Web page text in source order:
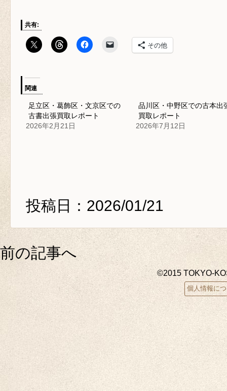
共有:
その他
関連
足立区・葛飾区・文京区での
古書出張買取レポート
2026年2月21日
品川区・中野区での古本出
買取レポート
2026年7月12日
投稿日：2026/01/21
前の記事へ
©2015 TOKYO-
個人情報に